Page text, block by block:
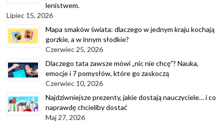
lenistwem.
Lipiec 15, 2026
Mapa smaków świata: dlaczego w jednym kraju kochają
gorzkie, a w innym słodkie?
Czerwiec 25, 2026
Dlaczego tata zawsze mówi „nic nie chcę”? Nauka,
emocje i 7 pomysłów, które go zaskoczą
Czerwiec 10, 2026
Najdziwniejsze prezenty, jakie dostają nauczyciele… i co
naprawdę chcieliby dostać
Maj 27, 2026